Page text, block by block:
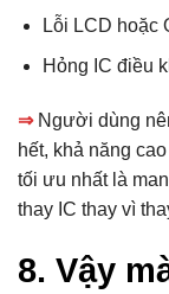
Lỗi LCD hoặc
Hỏng IC điều
⇒Người dùng
hết, khả năng
tối ưu nhất là
thay IC thay vì
8. Vậy